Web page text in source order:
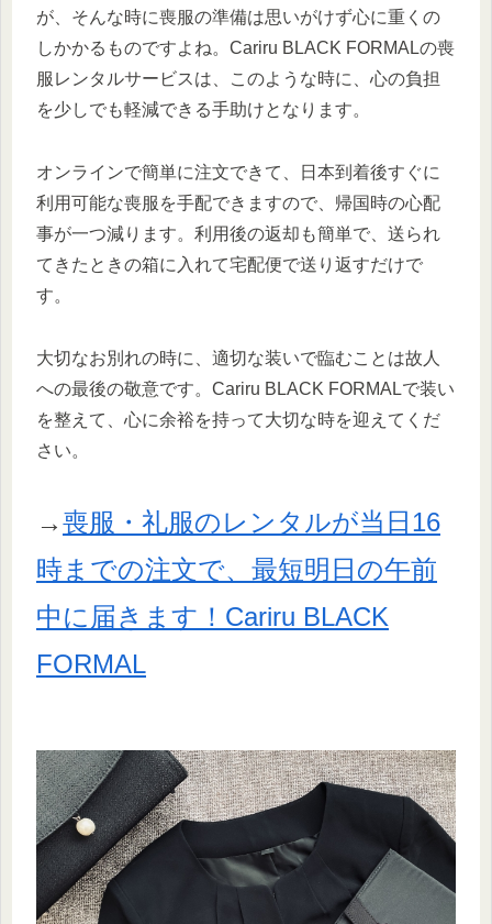
が、そんな時に喪服の準備は思いがけず心に重くの
しかかるものですよね。Cariru BLACK FORMALの喪
服レンタルサービスは、このような時に、心の負担
を少しでも軽減できる手助けとなります。
オンラインで簡単に注文できて、日本到着後すぐに
利用可能な喪服を手配できますので、帰国時の心配
事が一つ減ります。利用後の返却も簡単で、送られ
てきたときの箱に入れて宅配便で送り返すだけで
す。
大切なお別れの時に、適切な装いで臨むことは故人
への最後の敬意です。Cariru BLACK FORMALで装い
を整えて、心に余裕を持って大切な時を迎えてくだ
さい。
→喪服・礼服のレンタルが当日16
時までの注文で、最短明日の午前
中に届きます！Cariru BLACK
FORMAL